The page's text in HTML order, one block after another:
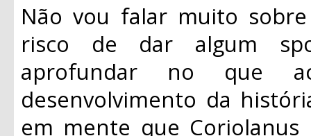
Não vou falar muito
risco de dar algum
aprofundar no que
desenvolvimento da
em mente que